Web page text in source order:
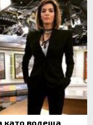
като водеща